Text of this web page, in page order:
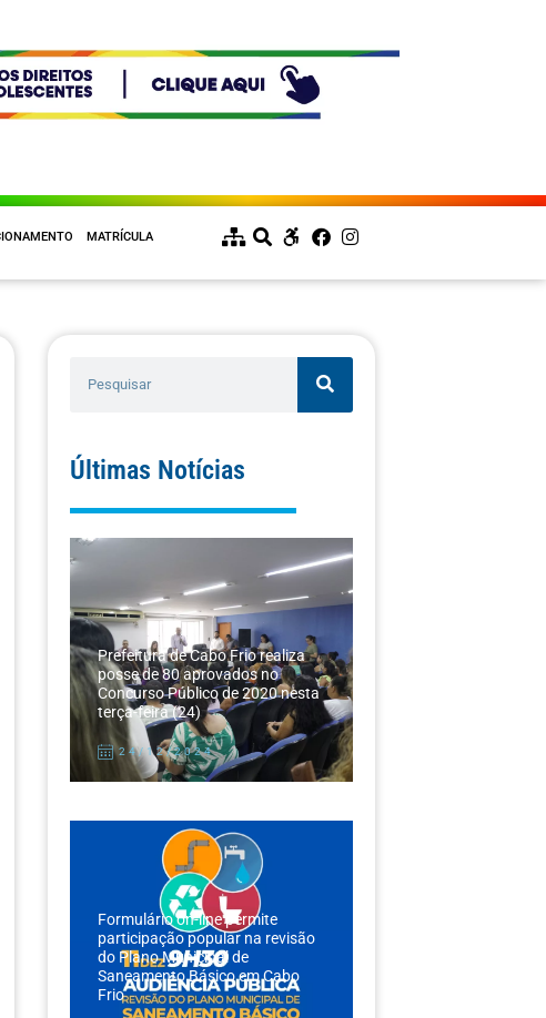
MATRÍCULA
Últimas Notícias
Prefeitura de Cabo Frio realiza
posse de 80 aprovados no
Concurso Público de 2020 nesta
terça-feira (24)
24/12/2024
Formulário on-line permite
participação popular na revisão
do Plano Municipal de
Saneamento Básico em Cabo
Frio